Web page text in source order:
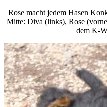
Rose macht jedem Hasen
Mitte: Diva (links), Rose
dem K-